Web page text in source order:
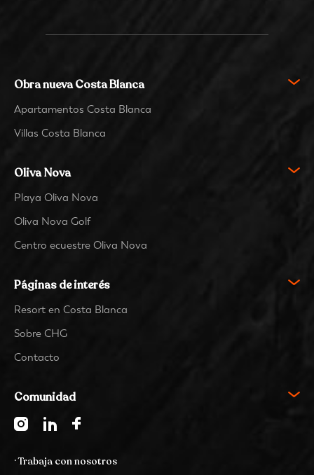
Obra nueva Costa Blanca
Apartamentos Costa Blanca
Villas Costa Blanca
Oliva Nova
Playa Oliva Nova
Oliva Nova Golf
Centro ecuestre Oliva Nova
Páginas de interés
Resort en Costa Blanca
Sobre CHG
Contacto
Comunidad
· Trabaja con nosotros